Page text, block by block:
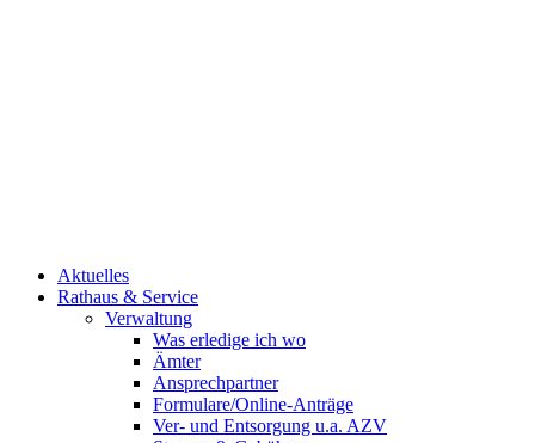
Aktuelles
Rathaus & Service
Verwaltung
Was erledige ich wo
Ämter
Ansprechpartner
Formulare/Online-Anträge
Ver- und Entsorgung u.a. AZV